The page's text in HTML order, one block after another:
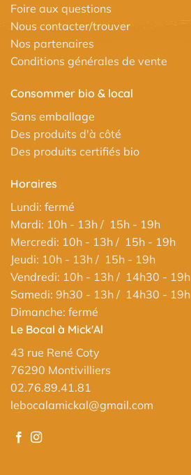
Foire aux questions
Nous contacter/trouver
Nos partenaires
Conditions générales de vente
Consommer bio & local
Sans emballage
Des produits d'à côté
Des produits certifiés bio
Horaires
Lundi: fermé
Mardi: 10h - 13h / 15h - 19h
Mercredi: 10h - 13h / 15h - 19h
Jeudi: 10h - 13h / 15h - 19h
Vendredi: 10h - 13h / 14h30 - 19h
Samedi: 9h30 - 13h / 14h30 - 19h
Dimanche: fermé
Le Bocal à Mick'Al
43 rue René Coty
76290 Montivilliers
02.76.89.41.81
lebocalamickal@gmail.com